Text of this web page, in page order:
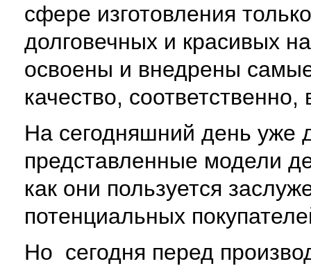
сфере изготовления
долговечных и красивых
освоены и внедрены
качество,
На сегодняшний день уже
представленные модели
как они пользуется
потенциальных
Но сегодня перед